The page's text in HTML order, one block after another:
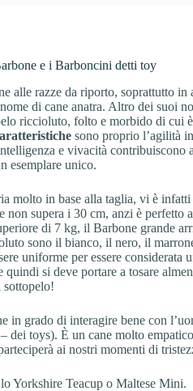
e i Barboncini detti toy
alle razze da riporto, soprattutto in
di cane anatra. Altro dei suoi
riccioluto, folto e morbido di cui
sono proprio l’agilità
e vivacità contribuiscono
esemplare unico.
molto in base alla taglia, vi è
non supera i 30 cm, anzi è perfetto
di 7 kg, il Barbone grande
sono il bianco, il nero, il
uniforme per essere considerata
si deve portare a tosare
sottopelo!
in grado di interagire bene con
dei toys). È un cane molto
ai nostri momenti di
Yorkshire Teacup o Maltese Mini.